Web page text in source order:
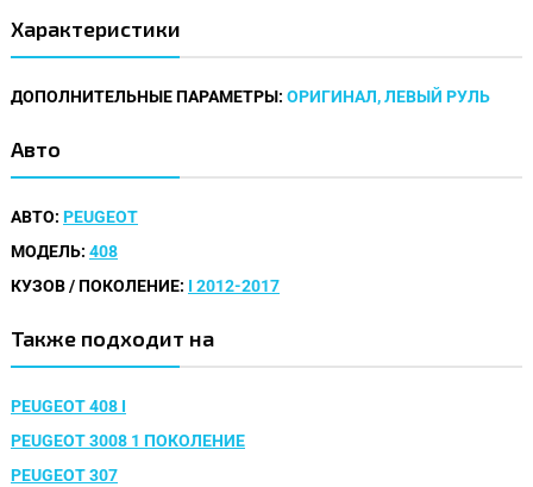
Характеристики
ДОПОЛНИТЕЛЬНЫЕ ПАРАМЕТРЫ: ОРИГИНАЛ, ЛЕВЫЙ РУЛЬ
Авто
АВТО: PEUGEOT
МОДЕЛЬ: 408
КУЗОВ / ПОКОЛЕНИЕ: I 2012-2017
Также подходит на
PEUGEOT 408 I
PEUGEOT 3008 1 ПОКОЛЕНИЕ
PEUGEOT 307